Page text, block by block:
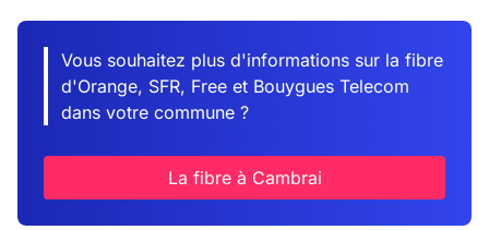
Vous souhaitez plus d'informations sur la fibre
d'Orange, SFR, Free et Bouygues Telecom
dans votre commune ?
La fibre à Cambrai